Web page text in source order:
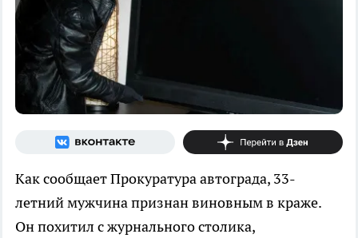
Как сообщает Прокуратура автограда, 33-
летний мужчина признан виновным в краже.
Он похитил с журнального столика,